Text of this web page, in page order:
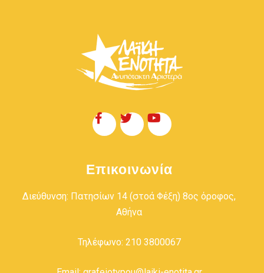
Επικοινωνία
Διεύθυνση: Πατησίων 14 (στοά Φέξη) 8ος όροφος,
Αθήνα
Τηλέφωνο: 210 3800067